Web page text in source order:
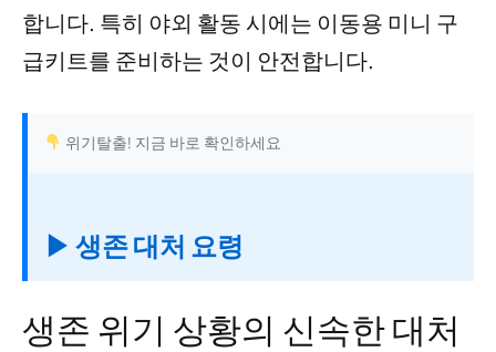
합니다. 특히 야외 활동 시에는 이동용 미니 구
급키트를 준비하는 것이 안전합니다.
위기탈출! 지금 바로 확인하세요
▶ 생존 대처 요령
생존 위기 상황의 신속한 대처